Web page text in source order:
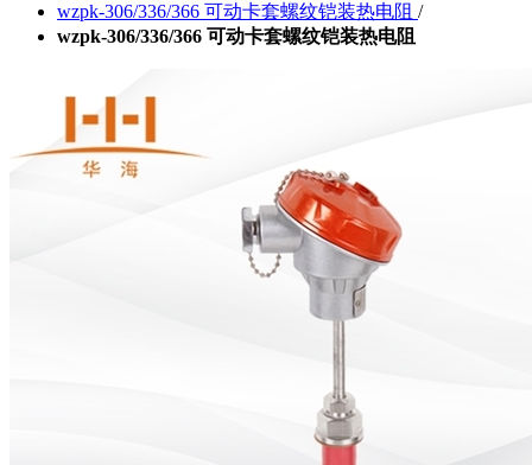
wzpk-306/336/366 可动卡套螺纹铠装热电阻 /
wzpk-306/336/366 可动卡套螺纹铠装热电阻